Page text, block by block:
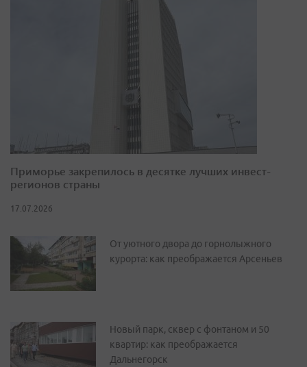
Приморье закрепилось в десятке лучших инвест-
регионов страны
17.07.2026
От уютного двора до горнолыжного
курорта: как преображается Арсеньев
Новый парк, сквер с фонтаном и 50
квартир: как преображается
Дальнегорск